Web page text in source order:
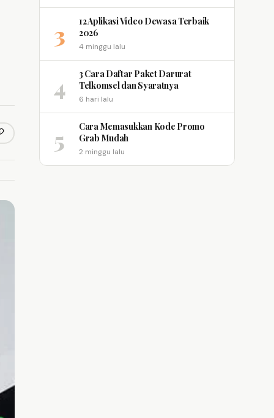
link
3
12 Aplikasi Video Dewasa Terbaik
2026
4 minggu lalu
4
3 Cara Daftar Paket Darurat
Telkomsel dan Syaratnya
6 hari lalu
5
Cara Memasukkan Kode Promo
Grab Mudah
2 minggu lalu